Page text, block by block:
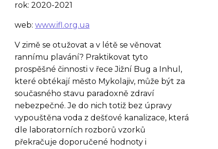
rok: 2020-2021
web: www.ifl.org.ua
V zimě se otužovat a v létě se věnovat
rannímu plavání? Praktikovat tyto
prospěšné činnosti v řece Jižní Bug a Inhul,
které obtékají město Mykolajiv, může být za
současného stavu paradoxně zdraví
nebezpečné. Je do nich totiž bez úpravy
vypouštěna voda z dešťové kanalizace, která
dle laboratorních rozborů vzorků
překračuje doporučené hodnoty i